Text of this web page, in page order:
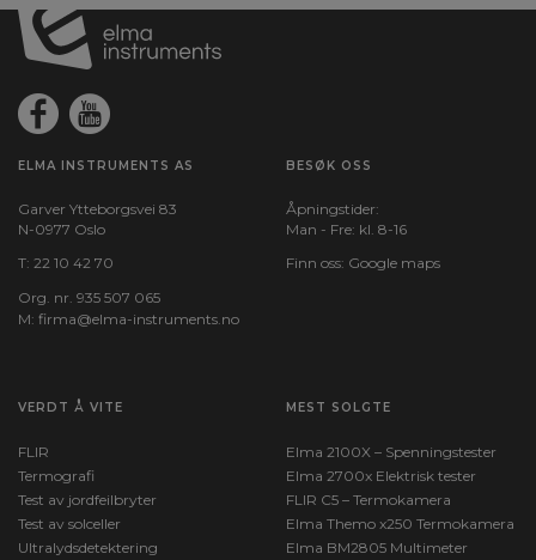
ELMA INSTRUMENTS AS
Garver Ytteborgsvei 83
N-0977 Oslo
T: 22 10 42 70
Org. nr. 935 507 065
M: firma@elma-instruments.no​
BESØK OSS
Åpningstider:
Man - Fre: kl. 8-16
Finn oss: Google maps
VERDT Å VITE
FLIR
Termografi
Test av jordfeilbryter
Test av solceller
Ultralydsdetektering
MEST SOLGTE
Elma 2100X – Spenningstester
Elma 2700x Elektrisk tester
FLIR C5 – Termokamera
Elma Themo x250 Termokamera
Elma BM2805 Multimeter